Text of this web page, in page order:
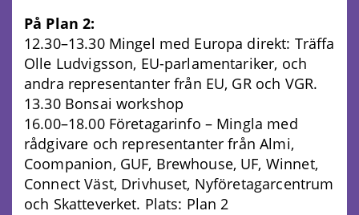
På Plan 2:
12.30–13.30 Mingel med Europa direkt: Träffa
Olle Ludvigsson, EU-parlamentariker, och
andra representanter från EU, GR och VGR.
13.30 Bonsai workshop
16.00–18.00 Företagarinfo – Mingla med
rådgivare och representanter från Almi,
Coompanion, GUF, Brewhouse, UF, Winnet,
Connect Väst, Drivhuset, Nyföretagarcentrum
och Skatteverket. Plats: Plan 2